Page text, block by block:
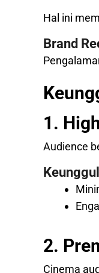
Hal ini
Brand
1.
Audience
2.
Cinema